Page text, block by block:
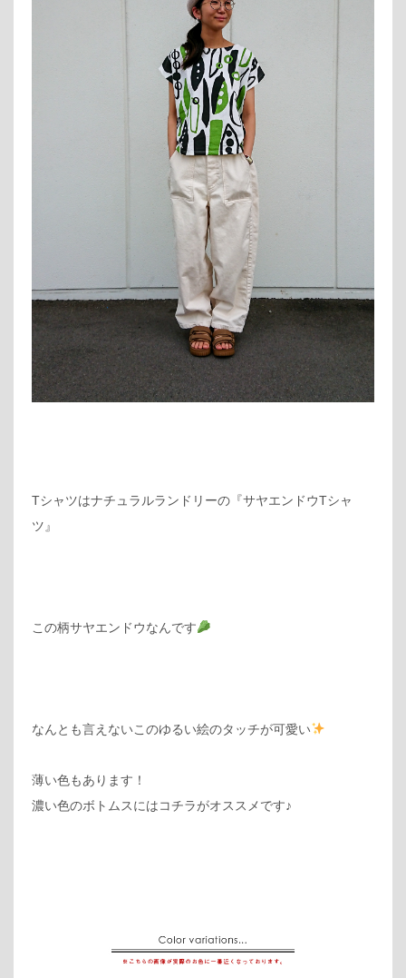
Tシャツはナチュラルランドリーの『サヤエンドウTシャ
ツ』
この柄サヤエンドウなんです
なんとも言えないこのゆるい絵のタッチが可愛い
薄い色もあります！
濃い色のボトムスにはコチラがオススメです♪